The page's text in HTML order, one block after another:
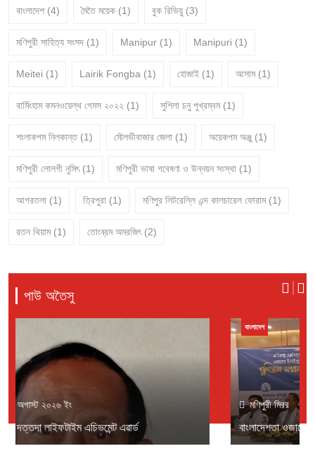
বাংলাদেশ (4) মৈতৈ ময়েক (1) বুক রিভিয়ু (3)
মণিপুরী সাহিত্য সংসদ (1) Manipur (1) Manipuri (1)
Meitei (1) Lairik Fongba (1) হোজাই (1) আসাম (1)
বার্মিংহাম কমনওয়েল্থ গেমস ২০২২ (1) সুশিলা চনু পুখ্রম্বম (1)
শংলাকপম নিলকান্ত (1) মৌলভীবাজার জেলা (1) অয়েকপম অঞ্জু (1)
মণিপুরী লোলগী নুমিৎ (1) মণিপুরী ভাষা গবেষণা ও উন্নয়ন সংস্থা (1)
আগরতলা (1) ত্রিপুরা (1) মণিপুর লিটরেল্লি এন্দ কালচারেল ফোরাম (1)
রতন থিয়াম (1) তোংব্রম অমরজিৎ (2)
পাউ অতৈসু
মণিপুরী মিরর ১লা অগাস্ট ২০২৬ ইং
বাংলাদেশতা ওজারেন ইকায়খুম্নবগী থৌরম পাংথোকখ্রে